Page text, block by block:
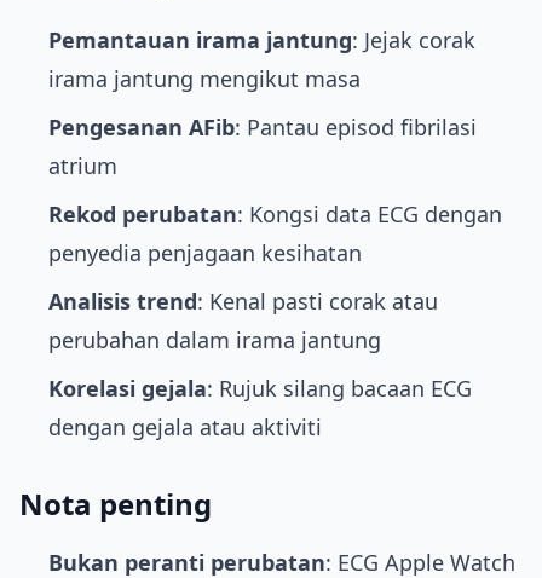
Pemantauan irama jantung: Jejak corak
irama jantung mengikut masa
Pengesanan AFib: Pantau episod fibrilasi
atrium
Rekod perubatan: Kongsi data ECG dengan
penyedia penjagaan kesihatan
Analisis trend: Kenal pasti corak atau
perubahan dalam irama jantung
Korelasi gejala: Rujuk silang bacaan ECG
dengan gejala atau aktiviti
Nota penting
Bukan peranti perubatan: ECG Apple Watch